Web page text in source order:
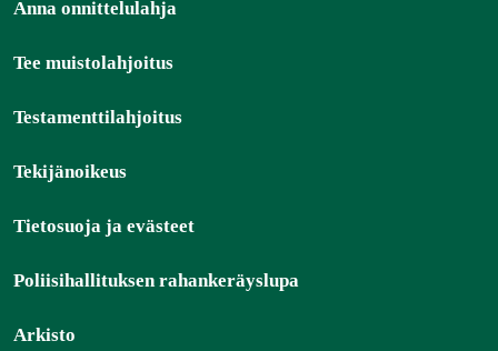
Anna onnittelulahja
Tee muistolahjoitus
Testamenttilahjoitus
Tekijänoikeus
Tietosuoja ja evästeet
Poliisihallituksen rahankeräyslupa
Arkisto